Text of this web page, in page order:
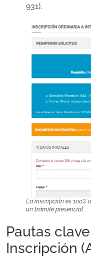
931).
La inscripción es 100%
un trámite presencial.
Pautas
Inscripción